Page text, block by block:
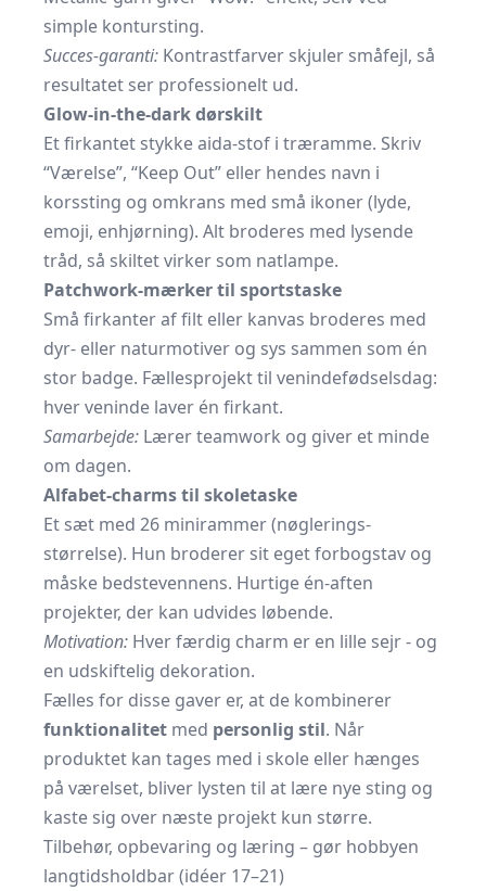
simple kontursting.
Succes-garanti: Kontrastfarver skjuler småfejl, så
resultatet ser professionelt ud.
Glow-in-the-dark dørskilt
Et firkantet stykke aida-stof i træramme. Skriv
“Værelse”, “Keep Out” eller hendes navn i
korssting og omkrans med små ikoner (lyde,
emoji, enhjørning). Alt broderes med lysende
tråd, så skiltet virker som natlampe.
Patchwork-mærker til sportstaske
Små firkanter af filt eller kanvas broderes med
dyr- eller naturmotiver og sys sammen som én
stor badge. Fællesprojekt til venindefødselsdag:
hver veninde laver én firkant.
Samarbejde: Lærer teamwork og giver et minde
om dagen.
Alfabet-charms til skoletaske
Et sæt med 26 minirammer (nøglerings-
størrelse). Hun broderer sit eget forbogstav og
måske bedstevennens. Hurtige én-aften
projekter, der kan udvides løbende.
Motivation: Hver færdig charm er en lille sejr - og
en udskiftelig dekoration.
Fælles for disse gaver er, at de kombinerer
funktionalitet med personlig stil. Når
produktet kan tages med i skole eller hænges
på værelset, bliver lysten til at lære nye sting og
kaste sig over næste projekt kun større.
Tilbehør, opbevaring og læring – gør hobbyen
langtidsholdbar (idéer 17–21)